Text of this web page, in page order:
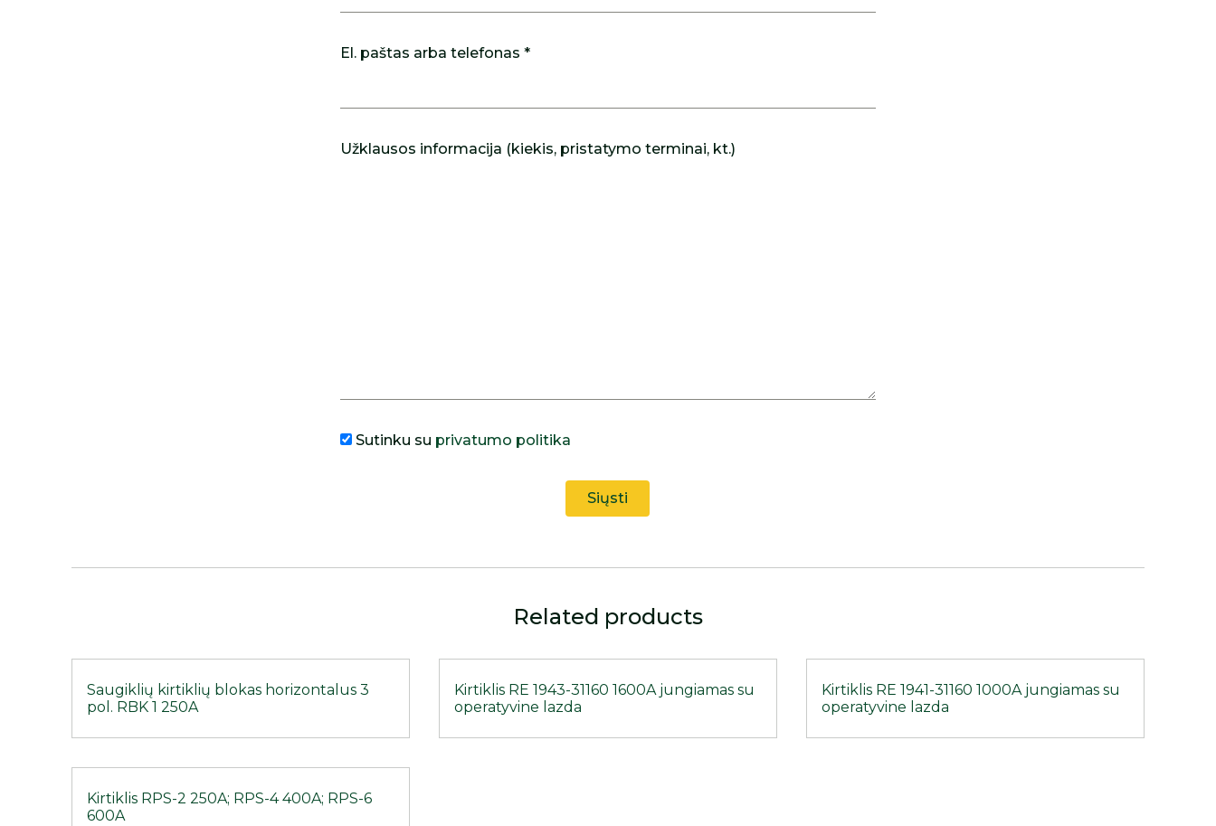
El. paštas arba telefonas *
Užklausos informacija (kiekis, pristatymo terminai, kt.)
Sutinku su privatumo politika
Related products
Saugiklių kirtiklių blokas horizontalus 3
pol. RBK 1 250A
Kirtiklis RE 1943-31160 1600A jungiamas su
operatyvine lazda
Kirtiklis RE 1941-31160 1000A jungiamas su
operatyvine lazda
Kirtiklis RPS-2 250A; RPS-4 400A; RPS-6
600A